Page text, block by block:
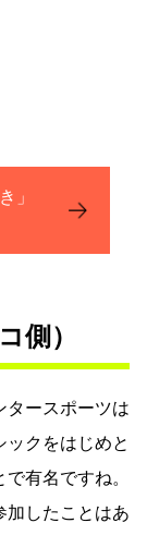
」
側）
タースポーツは
ックをはじめと
有名ですね。
加したことはあ